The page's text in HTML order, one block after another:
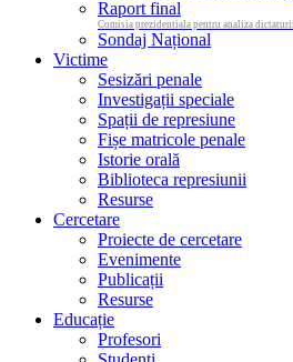
Raport final
Comisia prezidentiala pentru analiza
Sondaj Național
Victime
Sesizări penale
Investigații speciale
Spații de represiune
Fișe matricole penale
Istorie orală
Biblioteca represiunii
Resurse
Cercetare
Proiecte de cercetare
Evenimente
Publicații
Resurse
Educație
Profesori